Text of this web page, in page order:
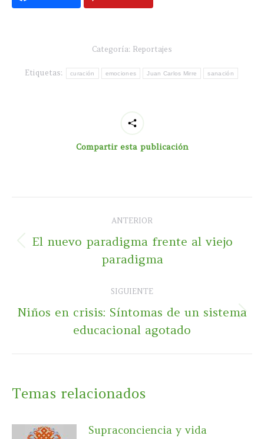
Categoría: Reportajes
Etiquetas: curación emociones Juan Carlos Mirre sanación
Compartir esta publicación
entre
publicaciones
ANTERIOR
Publicación
anterior:
El nuevo paradigma frente al viejo
paradigma
SIGUIENTE
Publicación
siguiente:
Niños en crisis: Síntomas de un sistema
educacional agotado
Temas relacionados
Supraconciencia y vida